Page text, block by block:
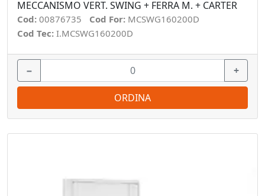
MECCANISMO VERT. SWING + FERRA M. + CARTER
Cod: 00876735 Cod For: MCSWG160200D
Cod Tec: I.MCSWG160200D
− +
ORDINA